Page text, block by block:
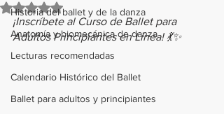
Historia del ballet y de la danza
Anatomía y biomecánica de danza
Lecturas recomendadas
Calendario Histórico del Ballet
Ballet para adultos y principiantes
Obtuvo NaN de 5 estrellas.
¡Inscríbete al Curso de Ballet para
Adultos Principiantes en Línea! 💃✨